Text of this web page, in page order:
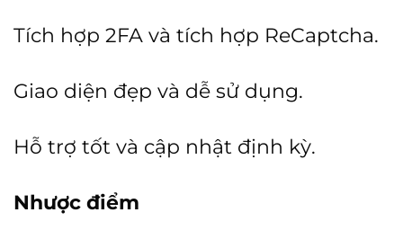
Tích hợp 2FA và tích hợp ReCaptcha.
Giao diện đẹp và dễ sử dụng.
Hỗ trợ tốt và cập nhật định kỳ.
Nhược điểm